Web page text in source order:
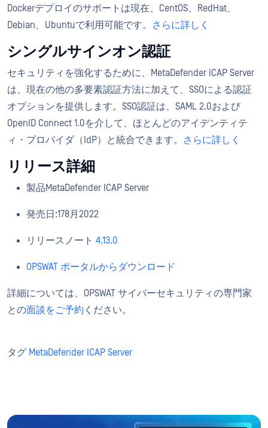
Dockerデプロイのサポートは現在、CentOS、RedHat、
Debian、Ubuntuで利用可能です。
さらに詳しく
シングルサインオン認証
セキュリティを強化するために、MetaDefender ICAP Server
は、現在の他の多要素認証方法に加えて、SSOによる認証
オプションを提供します。SSO認証は、SAML 2.0および
OpenID Connect 1.0を介して、ほとんどのアイデンティテ
ィ・プロバイダ（IdP）と統合できます。
さらに詳しく
リリース詳細
製品MetaDefender ICAP Server
発売日:178月2022
リリースノート 4.13.0
OPSWAT ポータルからダウンロード
詳細については、OPSWAT サイバーセキュリティの専門家
との面談をご予約 ください。
タグ MetaDefender ICAP Server